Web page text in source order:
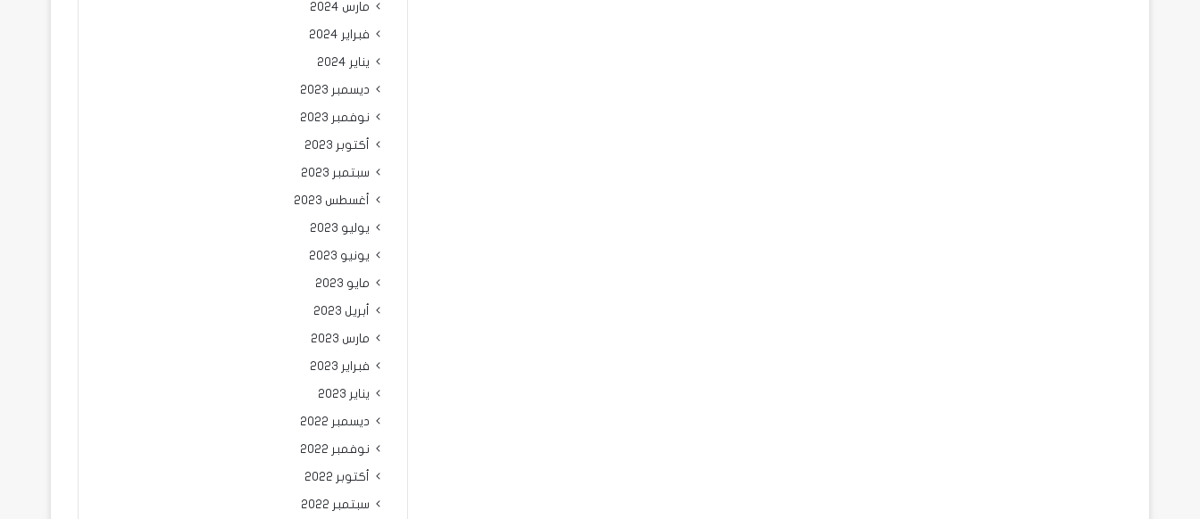
مارس 2024
فبراير 2024
يناير 2024
ديسمبر 2023
نوفمبر 2023
أكتوبر 2023
سبتمبر 2023
أغسطس 2023
يوليو 2023
يونيو 2023
مايو 2023
أبريل 2023
مارس 2023
فبراير 2023
يناير 2023
ديسمبر 2022
نوفمبر 2022
أكتوبر 2022
سبتمبر 2022